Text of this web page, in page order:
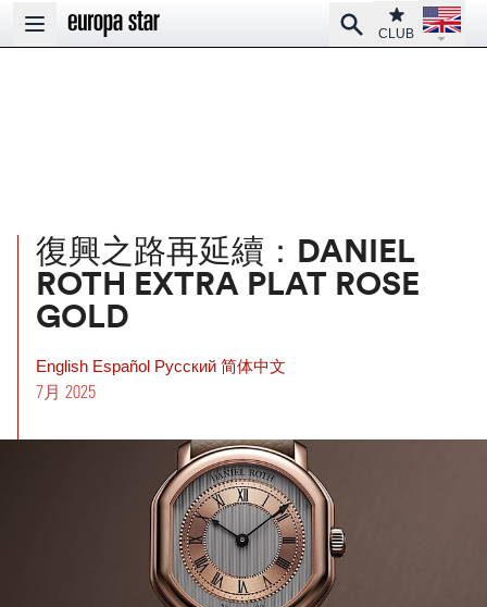
Open main menu
SearchClub
CLUB
Open
復興之路再延續：DANIEL
ROTH EXTRA PLAT ROSE
GOLD
English Español Pусский 简体中文
7月 2025